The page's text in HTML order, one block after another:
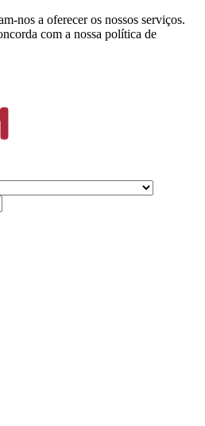
nos a oferecer os nossos serviços.
com a nossa política de